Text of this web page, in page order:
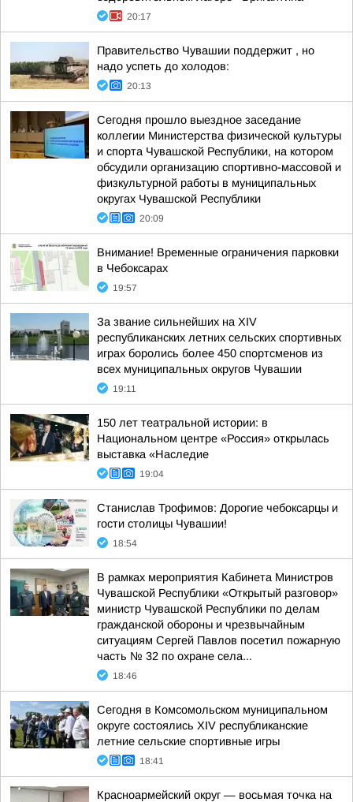
20:17
Правительство Чувашии поддержит , но
надо успеть до холодов:
20:13
Сегодня прошло выездное заседание
коллегии Министерства физической культуры
и спорта Чувашской Республики, на котором
обсудили организацию спортивно-массовой и
физкультурной работы в муниципальных
округах Чувашской Республики
20:09
Внимание! Временные ограничения парковки
в Чебоксарах
19:57
За звание сильнейших на XIV
республиканских летних сельских спортивных
играх боролись более 450 спортсменов из
всех муниципальных округов Чувашии
19:11
150 лет театральной истории: в
Национальном центре «Россия» открылась
выставка «Наследие
19:04
Станислав Трофимов: Дорогие чебоксарцы и
гости столицы Чувашии!
18:54
В рамках мероприятия Кабинета Министров
Чувашской Республики «Открытый разговор»
министр Чувашской Республики по делам
гражданской обороны и чрезвычайным
ситуациям Сергей Павлов посетил пожарную
часть № 32 по охране села...
18:46
Сегодня в Комсомольском муниципальном
округе состоялись XIV республиканские
летние сельские спортивные игры
18:41
Красноармейский округ — восьмая точка на